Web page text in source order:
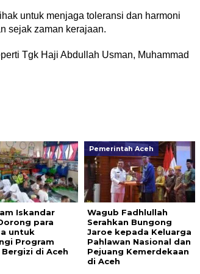
untuk menjaga toleransi dan harmoni
sejak zaman kerajaan.
Tgk Haji Abdullah Usman, Muhammad
Iskandar
para
untuk
Program
Bergizi di Aceh
Pemerintah Aceh
Wagub Fadhlullah
Serahkan Bungong
Jaroe kepada Keluarga
Pahlawan Nasional dan
Pejuang Kemerdekaan
di Aceh